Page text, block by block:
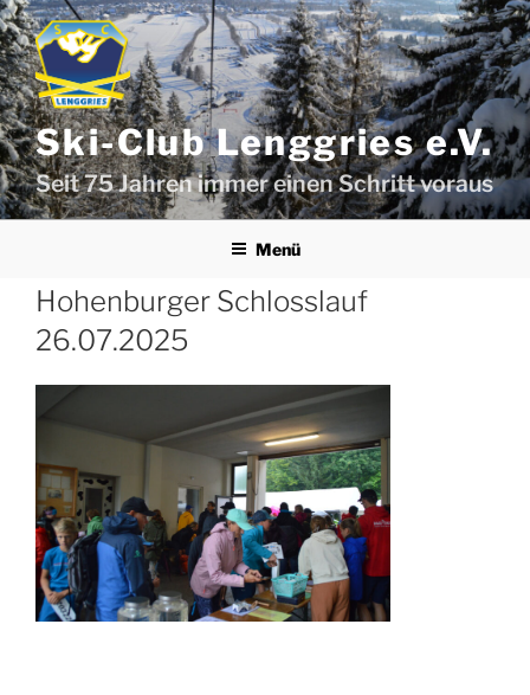
Zum
Inhalt
springen
Ski-Club Lenggries e.V.
Seit 75 Jahren immer einen Schritt voraus
Menü
Hohenburger Schlosslauf
26.07.2025